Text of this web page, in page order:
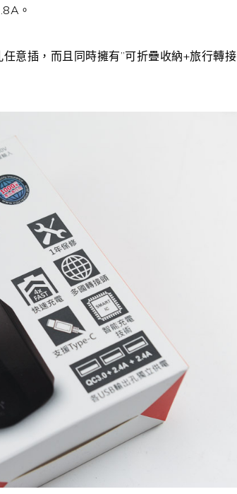
。
意插，而且同時擁有”可折疊收納+旅行轉接